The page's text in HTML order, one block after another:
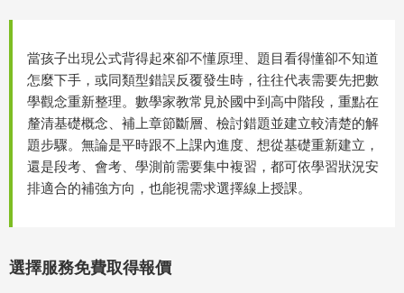
當孩子出現公式背得起來卻不懂原理、題目看得懂卻不知道
怎麼下手，或同類型錯誤反覆發生時，往往代表需要先把數
學觀念重新整理。數學家教常見於國中到高中階段，重點在
釐清基礎概念、補上章節斷層、檢討錯題並建立較清楚的解
題步驟。無論是平時跟不上課內進度、想從基礎重新建立，
還是段考、會考、學測前需要集中複習，都可依學習狀況安
排適合的補強方向，也能視需求選擇線上授課。
選擇服務免費取得報價